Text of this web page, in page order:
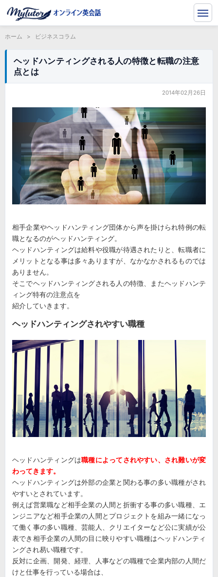
ホーム > ビジネスコラム
ヘッドハンティングされる人の特徴と転職の注意
点とは
2014年02月26日
相手企業やヘッドハンティング団体から声を掛けられ特例の転
職となるのがヘッドハンティング。
ヘッドハンティングは給料や役職が待遇されたりと、転職者に
メリットとなる事は多々ありますが、なかなかされるものでは
ありません。
そこでヘッドハンティングされる人の特徴、またヘッドハンテ
ィング特有の注意点を
紹介していきます。
ヘッドハンティングされやすい職種
ヘッドハンティングは職種によってされやすい、され難いが変
わってきます。
ヘッドハンティングは外部の企業と関わる事の多い職種がされ
やすいとされています。
例えば営業職など相手企業の人間と折衝する事の多い職種、エ
ンジニアなど相手企業の人間とプロジェクトを組み一緒になっ
て働く事の多い職種、芸能人、クリエイターなど公に実績が公
表でき相手企業の人間の目に映りやすい職種はヘッドハンティ
ングされ易い職種です。
反対に企画、開発、経理、人事などの職種で企業内部の人間だ
けと仕事を行っている場合は、